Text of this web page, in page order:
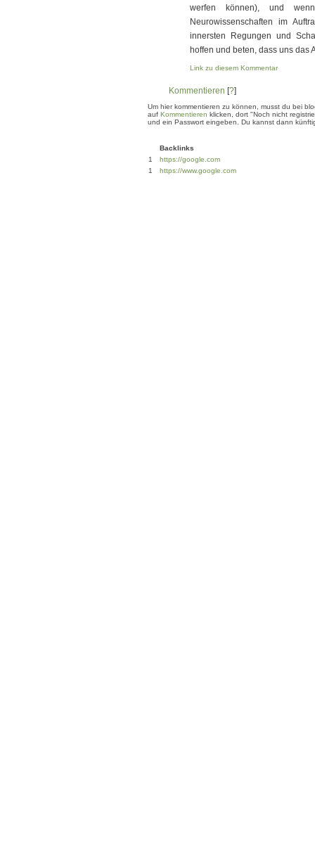
werfen können), und
Neurowissenschaften im
innersten Regungen und
hoffen und beten, dass uns das
Link zu diesem Kommentar
Kommentieren [?]
Um hier kommentieren zu können, musst du bei
auf Kommentieren klicken, dort "Noch nicht
und ein Passwort eingeben. Du kannst dann
Backlinks
1
https://google.com
1
https://www.google.com